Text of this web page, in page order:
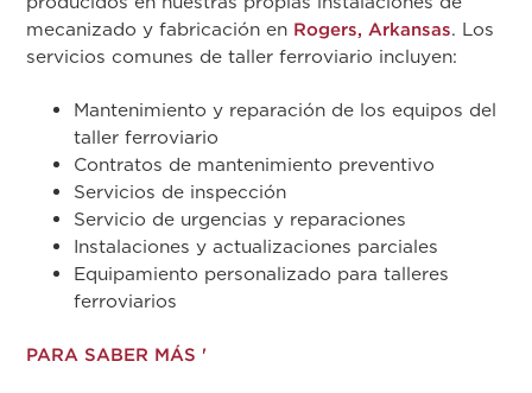
mecanizado y fabricación en Rogers, Arkansas. Los
servicios comunes de taller ferroviario incluyen:
Mantenimiento y reparación de los equipos del
taller ferroviario
Contratos de mantenimiento preventivo
Servicios de inspección
Servicio de urgencias y reparaciones
Instalaciones y actualizaciones parciales
Equipamiento personalizado para talleres
ferroviarios
PARA SABER MÁS '